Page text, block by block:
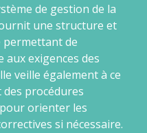
de gestion de la
une structure et
permettant de
aux exigences des
veille également à ce
des procédures
orienter les
si nécessaire.